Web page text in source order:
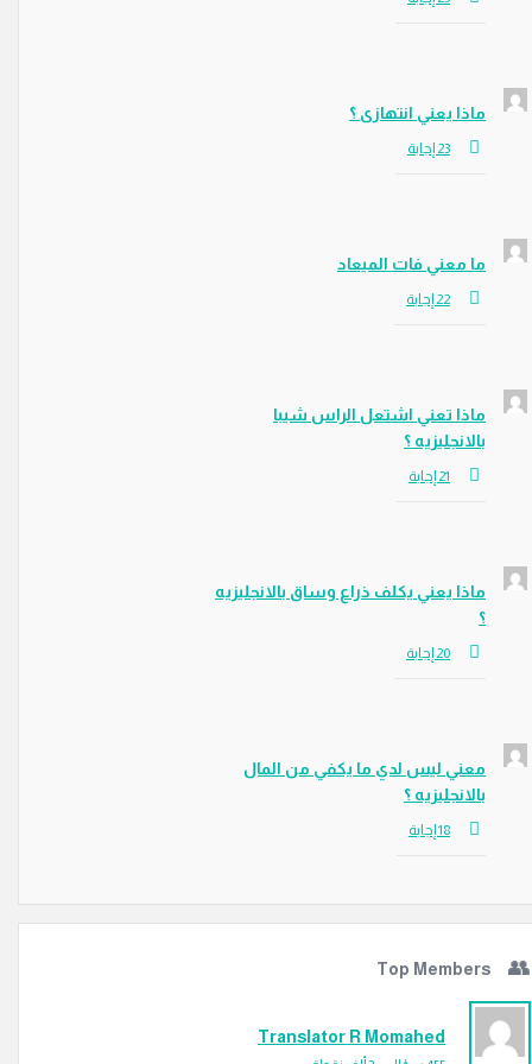
ماذا يعني انتهازى ؟
ما معني فات الميعاد
ماذا تعني اشتعل الراس شيبا
بالانجليزيه ؟
ماذا يعني يكلف ذراع وساق بالانجليزيه
معني ليس لدي ما يكفي من المال
بالانجليزيه ؟
Top Members
Translator R Momahed